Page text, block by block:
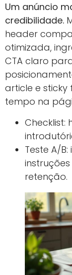
Um anúncio
credibilidade.
header
otimizada,
CTA claro
article e
tempo na
Checklist:
Teste A/
retenção.